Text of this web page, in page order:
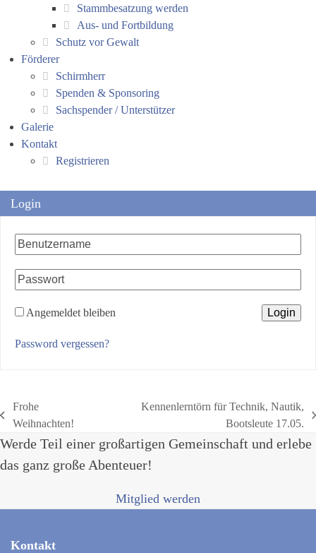
Stammbesatzung werden
Aus- und Fortbildung
Schutz vor Gewalt
Förderer
Schirmherr
Spenden & Sponsoring
Sachspender / Unterstützer
Galerie
Kontakt
Registrieren
Login
Angemeldet bleiben
Password vergessen?
vorheriger
Beitrag:
Frohe
Weihnachten!
Beitrag:
Kennenlerntörn für Technik, Nautik,
Bootsleute 17.05.
Werde Teil einer großartigen Gemeinschaft und erlebe
das ganz große Abenteuer!
Mitglied werden
Kontakt